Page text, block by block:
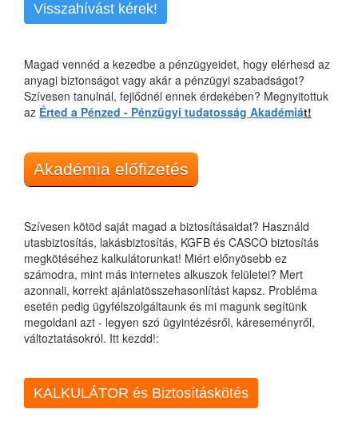
Visszahívást kérek!
Magad vennéd a kezedbe a pénzügyeidet, hogy elérhesd az
anyagi biztonságot vagy akár a pénzügyi szabadságot?
Szívesen tanulnál, fejlődnél ennek érdekében? Megnyitottuk
az Érted a Pénzed - Pénzügyi tudatosság Akadémiát!
Akadémia előfizetés
Szívesen kötöd saját magad a biztosításaidat? Használd
utasbiztosítás, lakásbiztosítás, KGFB és CASCO biztosítás
megkötéséhez kalkulátorunkat! Miért előnyösebb ez
számodra, mint más internetes alkuszok felületei? Mert
azonnali, korrekt ajánlatösszehasonlítást kapsz. Probléma
esetén pedig ügyfélszolgáltaunk és mi magunk segítünk
megoldani azt - legyen szó ügyintézésről, káreseményről,
változtatásokról. Itt kezdd!:
KALKULÁTOR és Biztosításkötés